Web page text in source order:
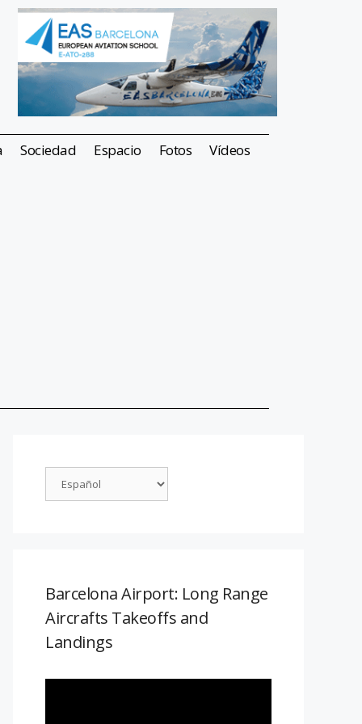
Sociedad Espacio Fotos Vídeos
Barcelona Airport: Long Range
Aircrafts Takeoffs and
Landings